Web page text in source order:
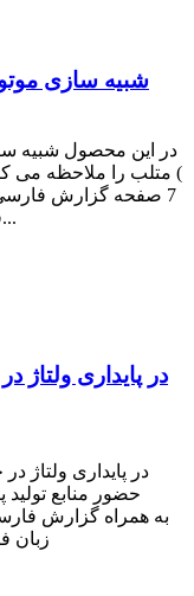
شبیه سازی
متلب را ملاحظه می
ورد است.Mfile + فایل سیمولینک + گزارش...
حضور منابع
زبان